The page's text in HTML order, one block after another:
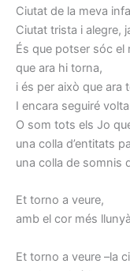
Ciutat de la meva
Ciutat trista i alegre,
És que potser sóc el
que ara hi torna,
i és per això que ara
I encara seguiré
O som tots els Jo
una colla d’entitats
una colla de somnis
Et torno a veure,
amb el cor més
Et torno a veure –la